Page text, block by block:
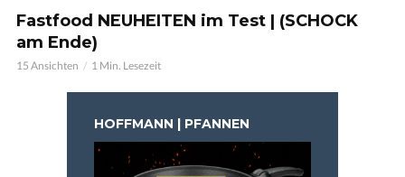
Fastfood NEUHEITEN im Test | (SCHOCK
am Ende)
15 Ansichten 1 Min. Lesezeit
HOFFMANN | PFANNEN